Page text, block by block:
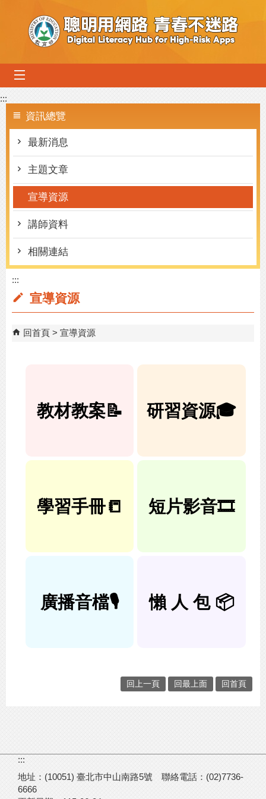
:::
資訊總覽
最新消息
主題文章
宣導資源
講師資料
相關連結
:::
宣導資源
回首頁 宣導資源
教材教案📝 研習資源🎓
學習手冊📒 短片影音🎞️
廣播音檔🎙️ 懶 人 包 📦
回上一頁 回最上面 回首頁
:::
地址：(10051) 臺北市中山南路5號 聯絡電話：(02)7736-
6666